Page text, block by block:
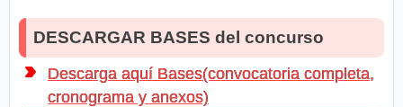
DESCARGAR BASES del concurso
Descarga aquí Bases(convocatoria completa,
cronograma y anexos)